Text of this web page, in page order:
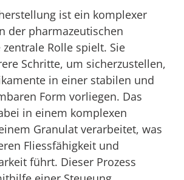
ist ein komplexer
der pharmazeutischen
Rolle spielt. Sie
Schritte, um sicherzustellen,
in einer stabilen und
Form vorliegen. Das
in einem komplexen
Granulat verarbeitet, was
Fliessfähigkeit und
führt. Dieser Prozess